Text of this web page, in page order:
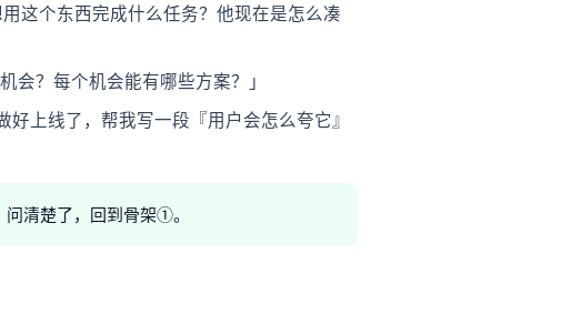
这个东西完成什么任务？他现在是怎么凑
会？每个机会能有哪些方案？」
好上线了，帮我写一段『用户会怎么夸它』
清楚了，回到骨架①。